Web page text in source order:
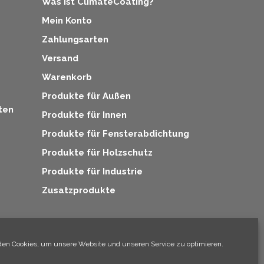
Cookies, um unsere Website und unseren Service zu optimieren.
Mein Konto
Zahlungsarten
Versand
Warenkorb
Produkte für Außen
Produkte für Innen
Produkte für Fensterabdichtung
Produkte für Holzschutz
Produkte für Industrie
Zusatzprodukte
Hallo, ich bin Climo!